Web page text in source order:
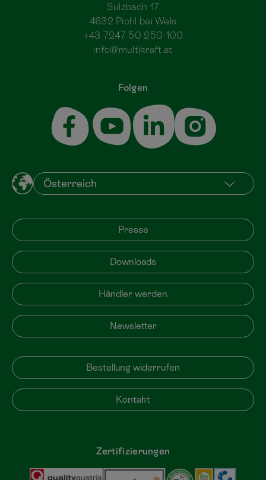
Folgen
Sulzbach 17
4632 Pichl bei Wels
+43 7247 50 250-100
info@multikraft.at
Presse
Downloads
Händler werden
Newsletter
Bestellung widerrufen
Kontakt
Zertifizierungen